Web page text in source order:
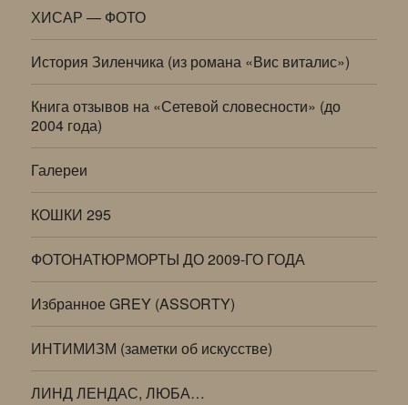
ХИСАР — ФОТО
История Зиленчика (из романа «Вис виталис»)
Книга отзывов на «Сетевой словесности» (до
2004 года)
Галереи
КОШКИ 295
ФОТОНАТЮРМОРТЫ ДО 2009-ГО ГОДА
Избранное GREY (ASSORTY)
ИНТИМИЗМ (заметки об искусстве)
ЛИНД ЛЕНДАС, ЛЮБА…